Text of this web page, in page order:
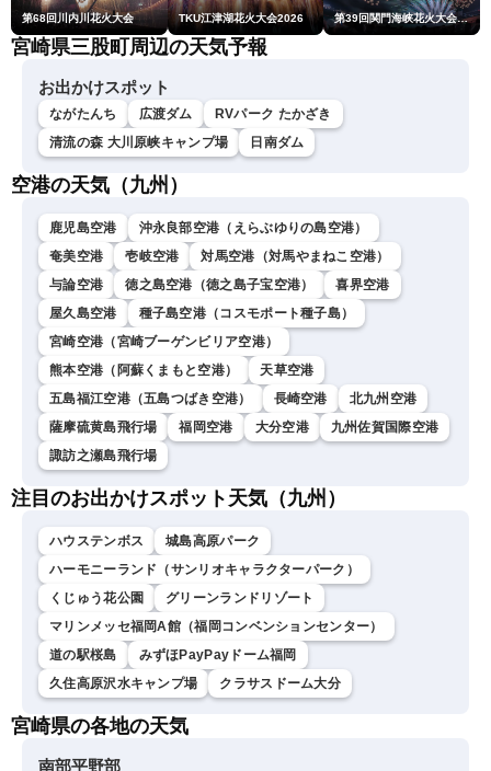
第68回川内川花火大会 TKU江津湖花火大会2026 第39回関門海峡花火大会(門司側)
宮崎県三股町周辺の天気予報
お出かけスポット
ながたんち 広渡ダム
RVパーク たかざき
清流の森 大川原峡キャンプ場
日南ダム
空港の天気（九州）
鹿児島空港
沖永良部空港（えらぶゆりの島空港）
奄美空港
壱岐空港
対馬空港（対馬やまねこ空港）
与論空港
徳之島空港（徳之島子宝空港）
喜界空港
屋久島空港
種子島空港（コスモポート種子島）
宮崎空港（宮崎ブーゲンビリア空港）
熊本空港（阿蘇くまもと空港）
天草空港
五島福江空港（五島つばき空港）
長崎空港
北九州空港
薩摩硫黄島飛行場
福岡空港 大分空港
九州佐賀国際空港
諏訪之瀬島飛行場
注目のお出かけスポット天気（九州）
ハウステンボス
城島高原パーク
ハーモニーランド（サンリオキャラクターパーク）
くじゅう花公園
グリーンランドリゾート
マリンメッセ福岡A館（福岡コンベンションセンター）
道の駅桜島
みずほPayPayドーム福岡
久住高原沢水キャンプ場
クラサスドーム大分
宮崎県の各地の天気
南部平野部